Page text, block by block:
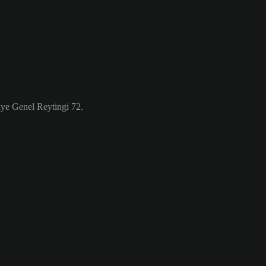
Genel Reytingi 72.